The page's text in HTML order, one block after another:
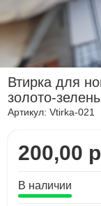
Втирка для
золото-
Артикул:Vtirka-021
200,00
В наличии